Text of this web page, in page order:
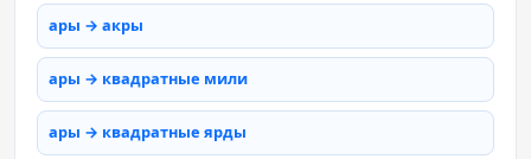
ары → акры
ары → квадратные мили
ары → квадратные ярды